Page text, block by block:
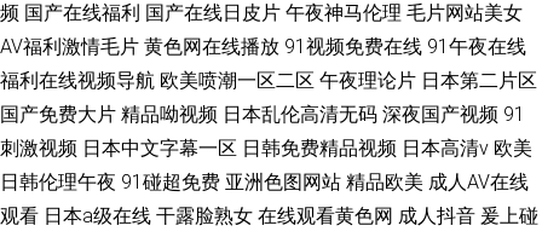
频 国产在线福利 国产在线日皮片 午夜神马伦理 毛片网站美女
AV福利激情毛片 黄色网在线播放 91视频免费在线 91午夜在线
福利在线视频导航 欧美喷潮一区二区 午夜理论片 日本第二片区
国产免费大片 精品呦视频 日本乱伦高清无码 深夜国产视频 91
刺激视频 日本中文字幕一区 日韩免费精品视频 日本高清v 欧美
日韩伦理午夜 91碰超免费 亚洲色图网站 精品欧美 成人AV在线
观看 日本a级在线 干露脸熟女 在线观看黄色网 成人抖音 爰上碰